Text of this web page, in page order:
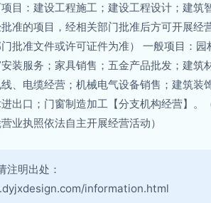
目：建设工程施工；建设工程设计；建筑
准的项目，经相关部门批准后方可开展经
批准文件或许可证件为准） 一般项目：园
装服务；家具销售；五金产品批发；建筑
、电缆经营；机械电气设备销售；建筑装
出口；门窗制造加工【分支机构经营】。
业执照依法自主开展经营活动）
注明出处：
information.html